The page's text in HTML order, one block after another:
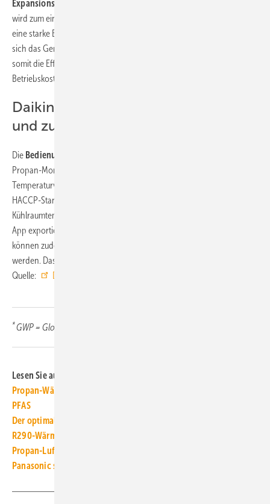
Expansionsventil und drehzahlgeregelten Ventilatoren.
wird zum einen eine konstante Kühlung der Ware sichergestellt und
eine starke Entfeuchtung der Raumluft verhindert. Zum anderen passt
sich das Gerät jeder Betriebssituation bedarfsgerecht an und steigert
somit die Effizienz des Systems erheblich, was wiederum die
Betriebskosten deutlich senkt.
Daikin Propan-Monoblock flexibel
und zuverlässig bedienen
Die Bedienung, Fernüberwachung und Auswertung
Propan-Monoblocks erfolgt über eine
Temperaturverlauf im Kühlraum wird von einem Regler gemäß
HACCP-Standard automatisch gespeichert. Der Nachweis des
Kühlraumtemperaturverlaufs für Lebensmittel kann somit einfach per
App exportiert und versendet werden. Durch die App-Steuerung
können zudem vorkonfigurierte Parameter einfach übertragen
werden. Das spart auch bei der Installation Zeit und Geld. ■
Quelle:
Daikin
*GWP = Global Warming Potential = Treibhausgaspotenzial
Lesen Sie auch:
Propan-Wärmepumpe: Effizient, umweltfreundlich und ohne
PFAS
Der optimale Aufstellort für eine Propan-Wärmepumpe
R290-Wärmepumpe mit aktiver Kühlung
Propan-Luft/Wasser-Wärmepumpe bis 500 kW kaskadierbar
Panasonic startet R290-Wärmepumpenfertigung in Tschechien